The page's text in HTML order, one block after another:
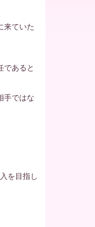
来ていた
であると
手ではな
を目指し